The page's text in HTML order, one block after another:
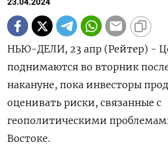
23.04.2024
НЬЮ-ДЕЛИ, 23 апр (Рейтер) -
поднимаются во вторник
накануне, пока инвесторы
оценивать риски, связанные с
геополитическими
Востоке.